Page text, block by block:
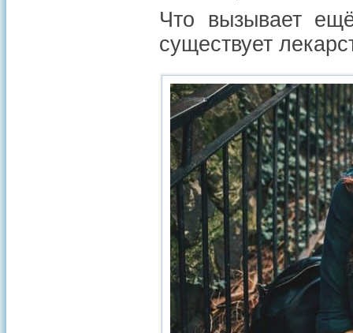
Что вызывает
существует